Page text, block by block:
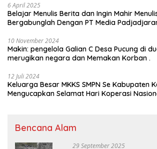
6 April 2025
Belajar Menulis Berita dan Ingin Mahir
Bergabunglah Dengan PT Media
10 November 2024
Makin: pengelola Galian C Desa Pucung di
merugikan negara dan Memakan Korban .
12 Juli 2024
Keluarga Besar MKKS SMPN Se Kabupaten
Mengucapkan Selamat Hari Koperasi Nasional Ke 77 Tahun
Bencana Alam
29 September 2025